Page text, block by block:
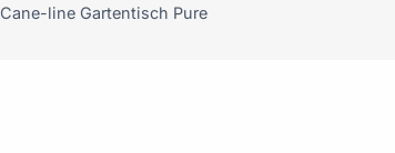
Cane-line Gartentisch Pure